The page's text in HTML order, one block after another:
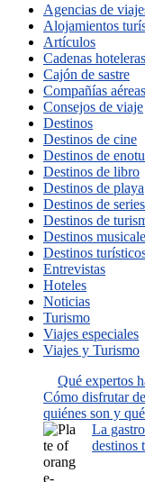
Agencias de
Alojamientos
Artículos
Cadenas hoteleras
Cajón de sastre
Compañías aéreas
Consejos de viaje
Destinos
Destinos de cine
Destinos de
Destinos de libro
Destinos de playa
Destinos de series
Destinos de
Destinos
Destinos
Entrevistas
Hoteles
Noticias
Turismo
Viajes especiales
Viajes y Turismo
Qué expertos
Cómo disfrutar
quiénes son y
La
destinos